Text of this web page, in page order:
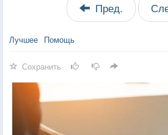
Пред.
Лучшее Помощь
Сохранить